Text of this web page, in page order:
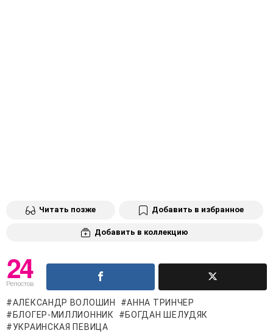
Читать позже Добавить в избранное
Добавить в коллекцию
24
Репостов
АЛЕКСАНДР ВОЛОШИН
АННА ТРИНЧЕР
БЛОГЕР-МИЛЛИОННИК
БОГДАН ШЕЛУДЯК
УКРАИНСКАЯ ПЕВИЦА